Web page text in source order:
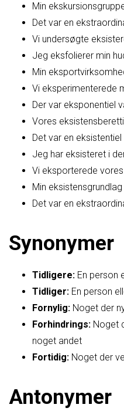
Min
Det var en
Vi undersøgte
Jeg eksfolierer min
Min
Vi eksperimenterede
Der var eksponentiel
Vores
Det var en
Jeg har eksisteret i
Vi eksporterede
Min
Det var en
Synonymer
Tidligere: En person
Tidliger: En person
Fornylig: Noget der
Forhindrings: Noget
noget andet
Fortidig: Noget der
Antonymer